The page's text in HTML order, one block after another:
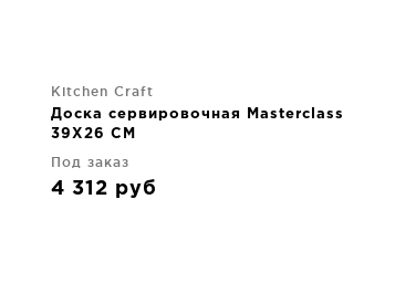
Kitchen Craft
Доска сервировочная Masterclass
39X26 CM
Под заказ
4 312 руб